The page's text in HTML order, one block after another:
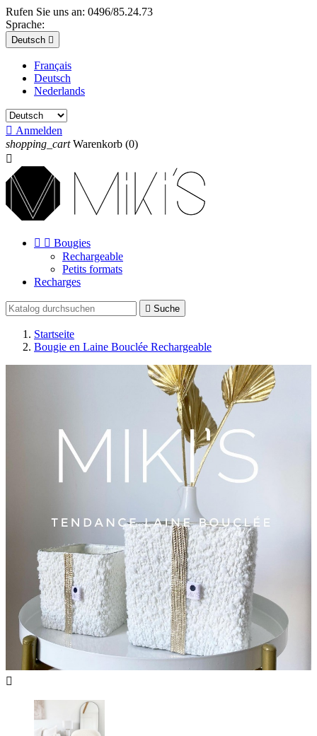
Rufen Sie uns an: 0496/85.24.73
Sprache:
Deutsch 
Français
Deutsch
Nederlands
 Anmelden
shopping_cart Warenkorb (0)

  Bougies
Rechargeable
Petits formats
Recharges
 Suche
Startseite
Bougie en Laine Bouclée Rechargeable
